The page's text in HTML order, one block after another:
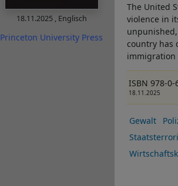
18.11.2025 , Englisch
Princeton University Press
The United
violence in
country has
immigration
ISBN 978-0-
18.11.2025
Gewalt